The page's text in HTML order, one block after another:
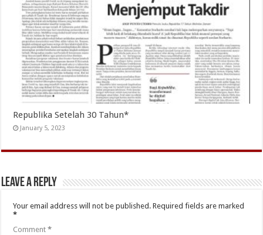
Republika Setelah 30 Tahun*
January 5, 2023
Leave a Reply
Your email address will not be published. Required fields are marked
*
Comment*